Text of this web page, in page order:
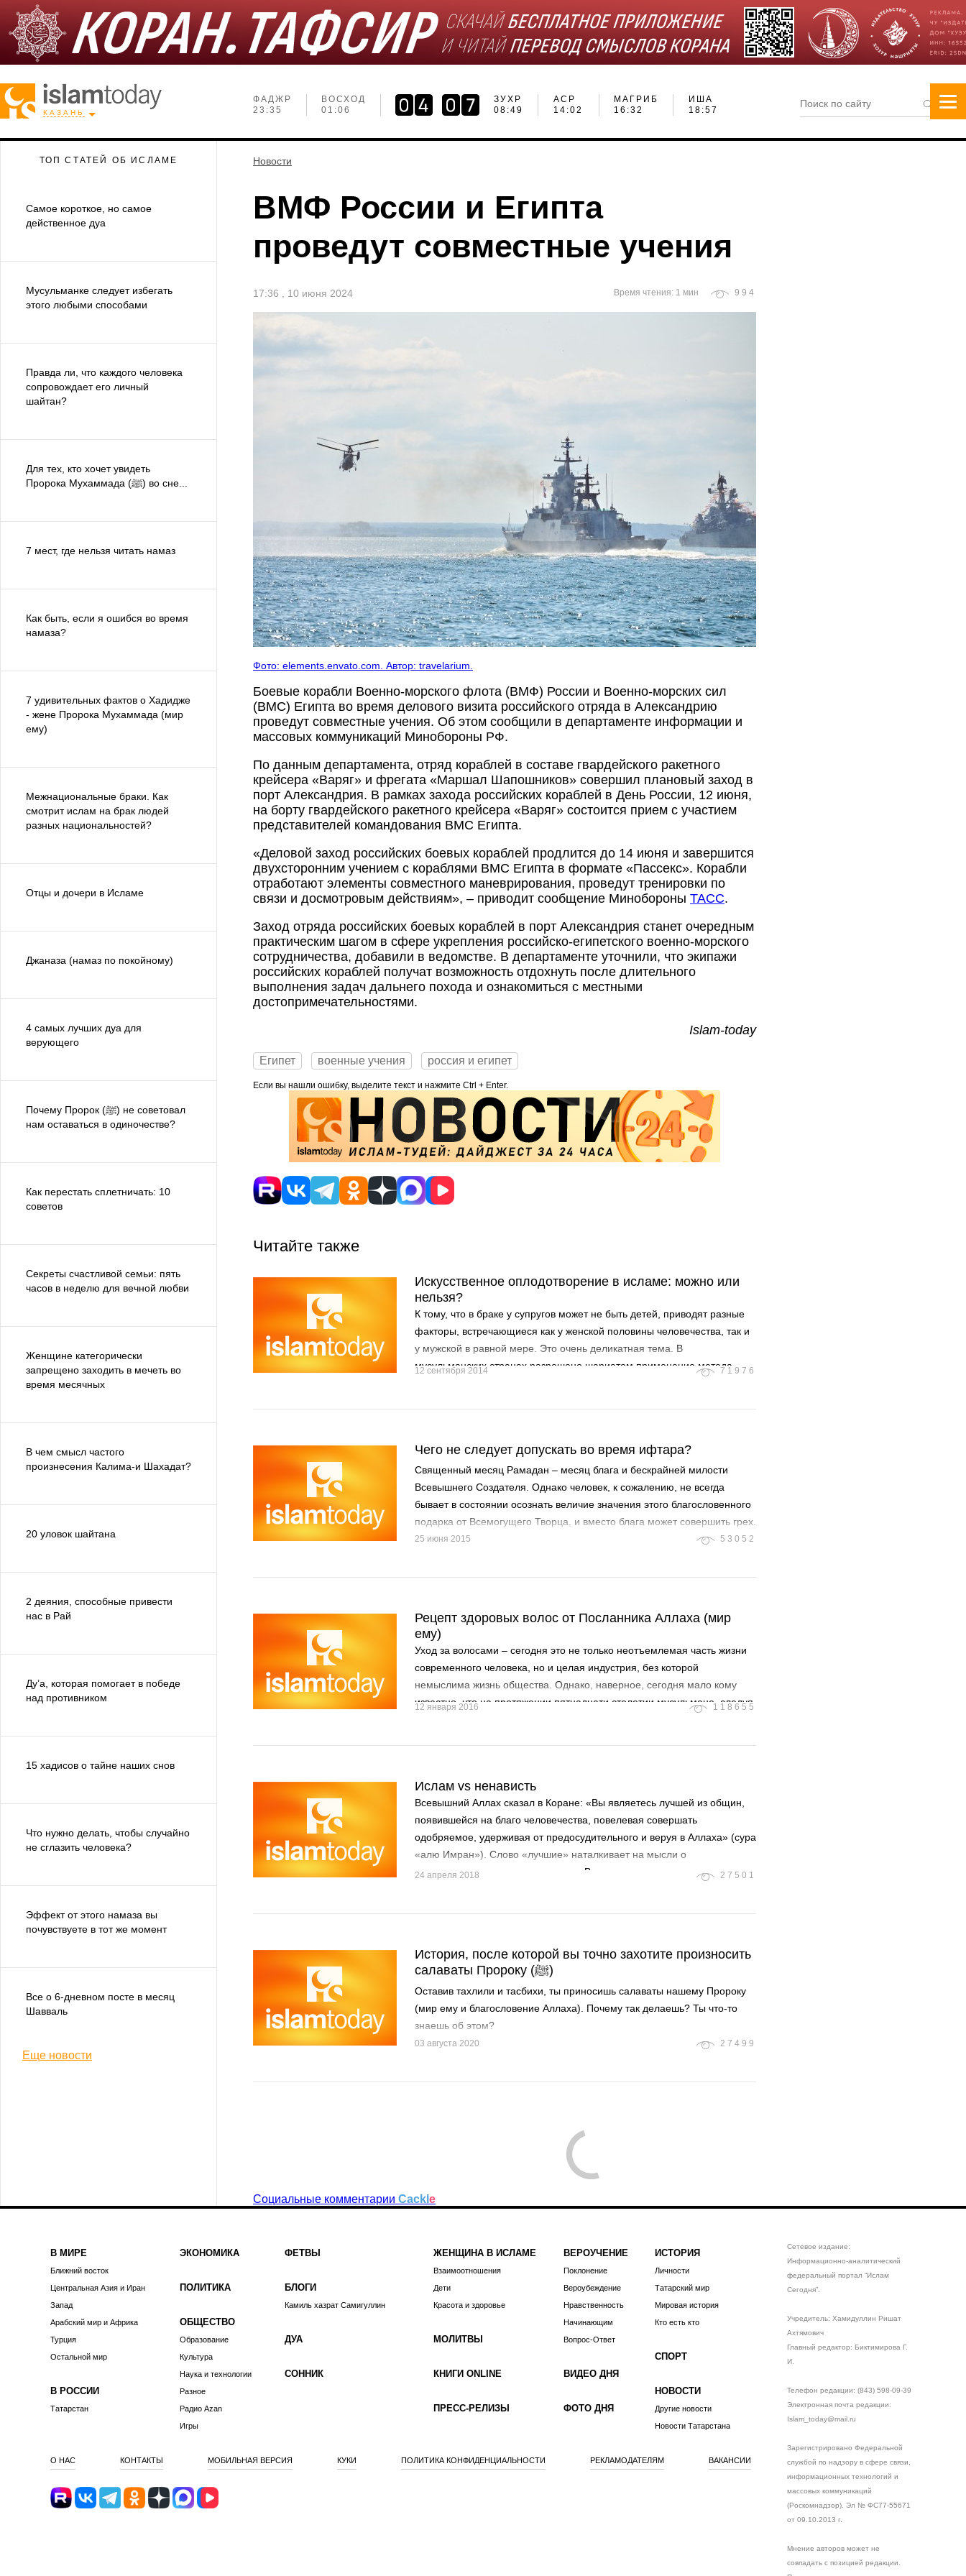
КАЗАНЬ
ФАДЖР
23:35
ВОСХОД
01:06
ЗУХР
08:49
АСР
14:02
МАГРИБ
16:32
ИША
18:57
ТОП СТАТЕЙ ОБ ИСЛАМЕ
Самое короткое, но самое
действенное дуа
Мусульманке следует избегать
этого любыми способами
Правда ли, что каждого человека
сопровождает его личный
шайтан?
Для тех, кто хочет увидеть
Пророка Мухаммада (ﷺ) во сне...
7 мест, где нельзя читать намаз
Как быть, если я ошибся во время
намаза?
7 удивительных фактов о Хадидже
- жене Пророка Мухаммада (мир
ему)
Межнациональные браки. Как
смотрит ислам на брак людей
разных национальностей?
Отцы и дочери в Исламе
Джаназа (намаз по покойному)
4 самых лучших дуа для
верующего
Почему Пророк (ﷺ) не советовал
нам оставаться в одиночестве?
Как перестать сплетничать: 10
советов
Секреты счастливой семьи: пять
часов в неделю для вечной любви
Женщине категорически
запрещено заходить в мечеть во
время месячных
В чем смысл частого
произнесения Калима-и Шахадат?
20 уловок шайтана
2 деяния, способные привести
нас в Рай
Ду’а, которая помогает в победе
над противником
15 хадисов о тайне наших снов
Что нужно делать, чтобы случайно
не сглазить человека?
Эффект от этого намаза вы
почувствуете в тот же момент
Все о 6-дневном посте в месяц
Шавваль
Еще новости
Новости
ВМФ России и Египта
проведут совместные учения
17:36 , 10 июня 2024 Время чтения: 1 мин 994
Фото: elements.envato.com. Автор: travelarium.
Боевые корабли Военно-морского флота (ВМФ) России и Военно-морских сил
(ВМС) Египта во время делового визита российского отряда в Александрию
проведут совместные учения. Об этом сообщили в департаменте информации и
массовых коммуникаций Минобороны РФ.
По данным департамента, отряд кораблей в составе гвардейского ракетного
крейсера «Варяг» и фрегата «Маршал Шапошников» совершил плановый заход в
порт Александрия. В рамках захода российских кораблей в День России, 12 июня,
на борту гвардейского ракетного крейсера «Варяг» состоится прием с участием
представителей командования ВМС Египта.
«Деловой заход российских боевых кораблей продлится до 14 июня и завершится
двухсторонним учением с кораблями ВМС Египта в формате «Пассекс». Корабли
отработают элементы совместного маневрирования, проведут тренировки по
связи и досмотровым действиям», – приводит сообщение Минобороны ТАСС.
Заход отряда российских боевых кораблей в порт Александрия станет очередным
практическим шагом в сфере укрепления российско-египетского военно-морского
сотрудничества, добавили в ведомстве. В департаменте уточнили, что экипажи
российских кораблей получат возможность отдохнуть после длительного
выполнения задач дальнего похода и ознакомиться с местными
достопримечательностями.
Islam-today
Египет военные учения россия и египет
Если вы нашли ошибку, выделите текст и нажмите Ctrl + Enter.
Читайте также
Искусственное оплодотворение в исламе: можно или
нельзя?
К тому, что в браке у супругов может не быть детей, приводят разные
факторы, встречающиеся как у женской половины человечества, так и
у мужской в равной мере. Это очень деликатная тема. В
мусульманских странах разрешено шариатом применение метода
12 сентября 2014 71976
Чего не следует допускать во время ифтара?
Священный месяц Рамадан – месяц блага и бескрайней милости
Всевышнего Создателя. Однако человек, к сожалению, не всегда
бывает в состоянии осознать величие значения этого благословенного
подарка от Всемогущего Творца, и вместо блага может совершить грех.
25 июня 2015 53052
Рецепт здоровых волос от Посланника Аллаха (мир
ему)
Уход за волосами – сегодня это не только неотъемлемая часть жизни
современного человека, но и целая индустрия, без которой
немыслима жизнь общества. Однако, наверное, сегодня мало кому
известно, что на протяжении пятнадцати столетий мусульмане, следуя
12 января 2016 118655
Ислам vs ненависть
Всевышний Аллах сказал в Коране: «Вы являетесь лучшей из общин,
появившейся на благо человечества, повелевая совершать
одобряемое, удерживая от предосудительного и веруя в Аллаха» (сура
«алю Имран»). Слово «лучшие» наталкивает на мысли о
превосходстве во многих аспектах. В том числе и в поведении,
24 апреля 2018 27501
История, после которой вы точно захотите произносить
салаваты Пророку (ﷺ)
Оставив тахлили и тасбихи, ты приносишь салаваты нашему Пророку
(мир ему и благословение Аллаха). Почему так делаешь? Ты что-то
знаешь об этом?
03 августа 2020 27499
Социальные комментарии Cackl e
В МИРЕ
Ближний восток
Центральная Азия и Иран
Запад
Арабский мир и Африка
Турция
Остальной мир
В РОССИИ
Татарстан
ЭКОНОМИКА
ПОЛИТИКА
ОБЩЕСТВО
Образование
Культура
Наука и технологии
Разное
Радио Azan
Игры
ФЕТВЫ
БЛОГИ
Камиль хазрат Самигуллин
ДУА
СОННИК
ЖЕНЩИНА В ИСЛАМЕ
Взаимоотношения
Дети
Красота и здоровье
МОЛИТВЫ
КНИГИ ONLINE
ПРЕСС-РЕЛИЗЫ
ВЕРОУЧЕНИЕ
Поклонение
Вероубеждение
Нравственность
Начинающим
Вопрос-Ответ
ВИДЕО ДНЯ
ФОТО ДНЯ
ИСТОРИЯ
Личности
Татарский мир
Мировая история
Кто есть кто
СПОРТ
НОВОСТИ
Другие новости
Новости Татарстана
О НАС КОНТАКТЫ МОБИЛЬНАЯ ВЕРСИЯ КУКИ ПОЛИТИКА КОНФИДЕНЦИАЛЬНОСТИ РЕКЛАМОДАТЕЛЯМ ВАКАНСИИ
Сетевое издание:
Информационно-аналитический
федеральный портал “Ислам
Сегодня”.
Учредитель: Хамидуллин Ришат
Ахтямович
Главный редактор: Биктимирова Г.
И.
Телефон редакции: (843) 598-09-39
Электронная почта редакции:
Islam_today@mail.ru
Зарегистрировано Федеральной
службой по надзору в сфере связи,
информационных технологий и
массовых коммуникаций
(Роскомнадзор). Эл № ФС77-55671
от 09.10.2013 г.
Мнение авторов может не
совпадать с позицией редакции.